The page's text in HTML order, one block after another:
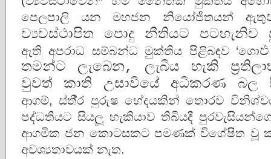
පෙලපාලි යන මහජන නියෝජිතයන් ඇතු
ව්‍යවස්ථාපිත පොදු නීතියට පටහැනිව
ඇති අපරාධ සම්බන්ධ මුක්තිය පිළිබඳව ‘ගො
තමන්ට ලැබෙන, ලැබිය හැකි
වුවත් කාති උසාවියේ අධිකරණ බල
ආගම්, ස්තී‍්‍ර පුරුෂ භේදයකින් තොරව
පද්ධතියට සියලූ හැකියාව තිබියදී
ආගමික ජන කොටසකට පමණක් විශේෂිත වූ
අවශ්‍යතාවයක් නැත.